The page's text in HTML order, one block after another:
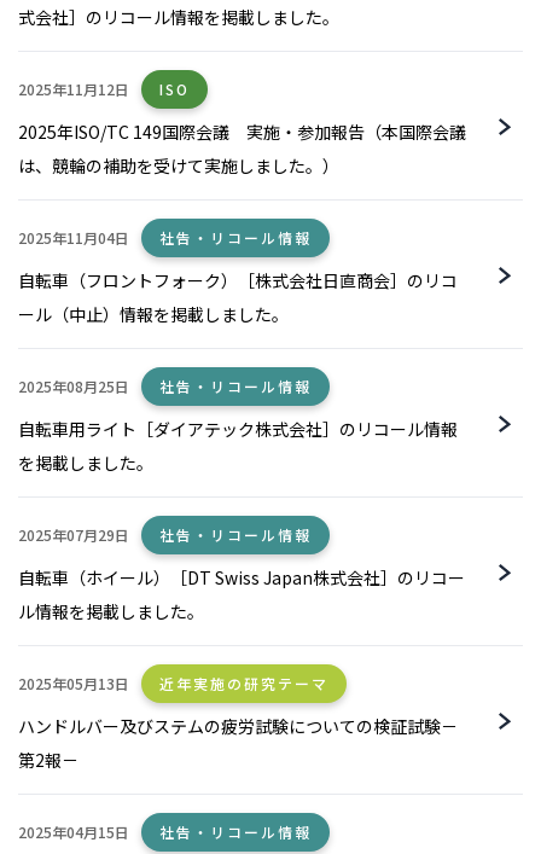
式会社］のリコール情報を掲載しました。
2025年11月12日 ISO
2025年ISO/TC 149国際会議 実施・参加報告（本国際会議
は、競輪の補助を受けて実施しました。）
2025年11月04日 社告・リコール情報
自転車（フロントフォーク）［株式会社日直商会］のリコ
ール（中止）情報を掲載しました。
2025年08月25日 社告・リコール情報
自転車用ライト［ダイアテック株式会社］のリコール情報
を掲載しました。
2025年07月29日 社告・リコール情報
自転車（ホイール）［DT Swiss Japan株式会社］のリコー
ル情報を掲載しました。
2025年05月13日 近年実施の研究テーマ
ハンドルバー及びステムの疲労試験についての検証試験－
第2報－
2025年04月15日 社告・リコール情報